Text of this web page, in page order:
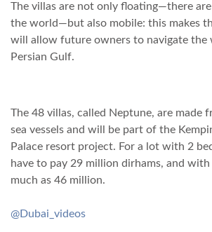
LINKTR.EE
DOBRAVERO.HU
The villas are not only floating—there
the world—but also mobile: this makes
will allow future owners to navigate the
Persian Gulf.
The 48 villas, called Neptune, are made
sea vessels and will be part of the
Palace resort project. For a lot with 2
have to pay 29 million dirhams, and with
much as 46 million.
@Dubai_videos